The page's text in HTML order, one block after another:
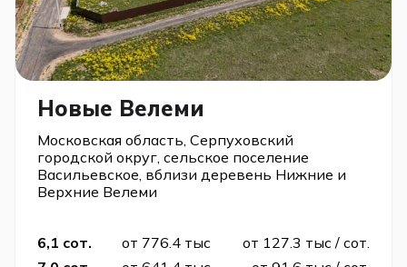
Новые Велеми
Московская область, Серпуховский
городской округ, сельское поселение
Васильевское, вблизи деревень Нижние и
Верхние Велеми
6,1 сот. от 776.4 тыс
от 127.3 тыс / сот.